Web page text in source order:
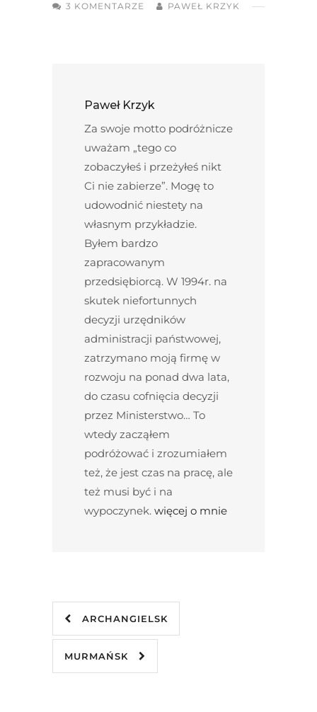
3 KOMENTARZE PAWEŁ KRZYK
Paweł Krzyk
Za swoje motto podróżnicze
uważam „tego co
zobaczyłeś i przeżyłeś nikt
Ci nie zabierze”. Mogę to
udowodnić niestety na
własnym przykładzie.
Byłem bardzo
zapracowanym
przedsiębiorcą. W 1994r. na
skutek niefortunnych
decyzji urzędników
administracji państwowej,
zatrzymano moją firmę w
rozwoju na ponad dwa lata,
do czasu cofnięcia decyzji
przez Ministerstwo… To
wtedy zacząłem
podróżować i zrozumiałem
też, że jest czas na pracę, ale
też musi być i na
wypoczynek. więcej o mnie
ARCHANGIELSK
MURMAŃSK